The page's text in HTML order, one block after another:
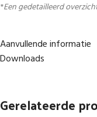
*Een gedetailleerd
Aanvullende informatie
Downloads
Gerelateerde